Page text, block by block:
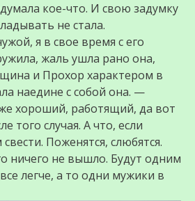
кое-что. И свою задумку
не стала.
я в свое время с его
жаль ушла рано она,
и Прохор характером в
наедине с собой она. —
хороший, работящий, да вот
того случая. А что, если
Поженятся, слюбятся.
ничего не вышло. Будут одним
легче, а то одни мужики в